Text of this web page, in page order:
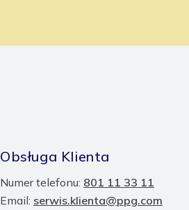
Obsługa Klienta
Numer telefonu: 801 11 33 11
Email: serwis.klienta@ppg.com